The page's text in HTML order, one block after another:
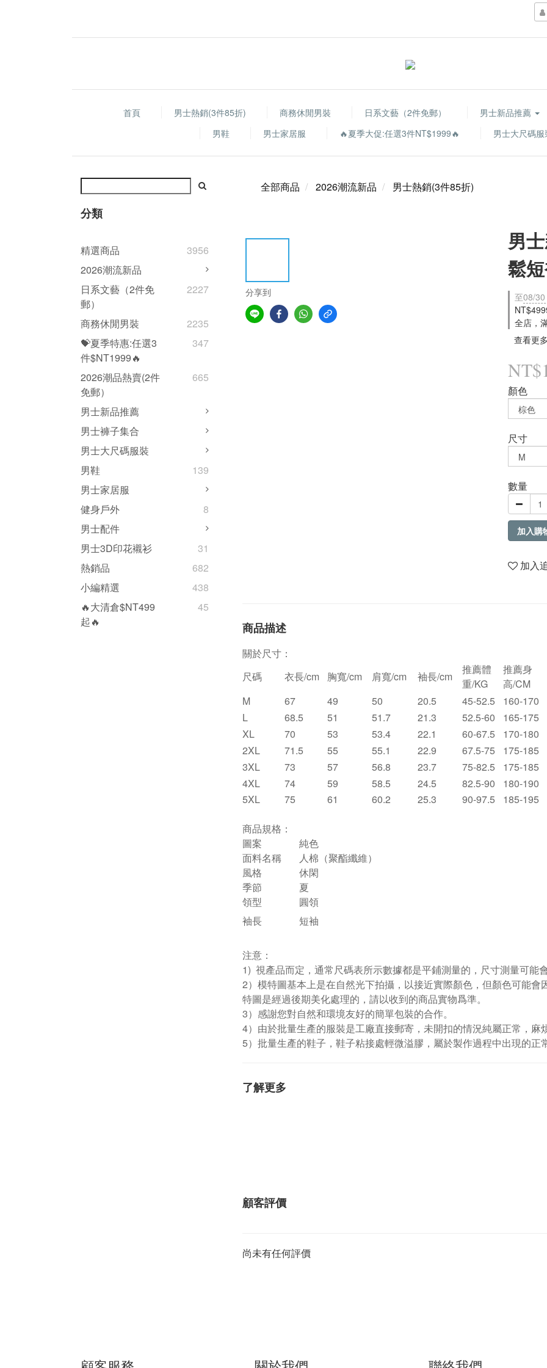
首頁 男士熱銷(3件85折) 商務休閒男裝 日系文藝（2件免郵）
男士新品推薦
男鞋
男士家居服 🔥夏季大促:任選3件NT$1999🔥 男士大尺碼服
分類
精選商品
3956
2026潮流新品
日系文藝（2件免
郵）
2227
商務休閒男裝
2235
💝夏季特惠:任選3
件$NT1999🔥
347
2026潮品熱賣(2件
免郵）
665
男士新品推薦
男士褲子集合
男士大尺碼服裝
男鞋
139
男士家居服
健身戶外
8
男士配件
男士3D印花襯衫
31
熱銷品
682
小編精選
438
🔥大清倉$NT499
起🔥
45
全部商品 2026潮流新品 男士熱銷(3件85折)
分享到
男
鬆
至08/
全店，
查看更
顏色
尺寸
數量
加入購
加入
商品描述
關於尺寸：
尺碼
衣長/cm 胸寬/cm 肩寬/cm 袖長/cm
推薦體
重/KG
推薦身
高/CM
M
67 49 50 20.5 45-52.5
160-170
L
68.5 51 51.7 21.3 52.5-60
165-175
XL
70 53 53.4 22.1 60-67.5
170-180
2XL
71.5 55 55.1 22.9 67.5-75
175-185
3XL
73 57 56.8 23.7 75-82.5
175-185
4XL
74 59 58.5 24.5 82.5-90
180-190
5XL
75 61 60.2 25.3 90-97.5 185-195
商品規格：
圖案
純色
面料名稱
人棉（聚酯纖維）
風格
休閑
季節
夏
領型
圓領
袖長
短袖
注意：
1) 視產品而定，通常尺碼表所示數據都是平鋪測量的，尺寸測量可能
2）模特圖基本上是在自然光下拍攝，以接近實際顏色，但顏色可能
特圖是經過後期美化處理的，請以收到的商品實物爲準。
3）感謝您對自然和環境友好的簡單包裝的合作。
4）由於批量生產的服裝是工廠直接郵寄，未開扣的情況純屬正常，麻
5）批量生產的鞋子，鞋子粘接處輕微溢膠，屬於製作過程中出現的
了解更多
顧客評價
尚未有任何評價